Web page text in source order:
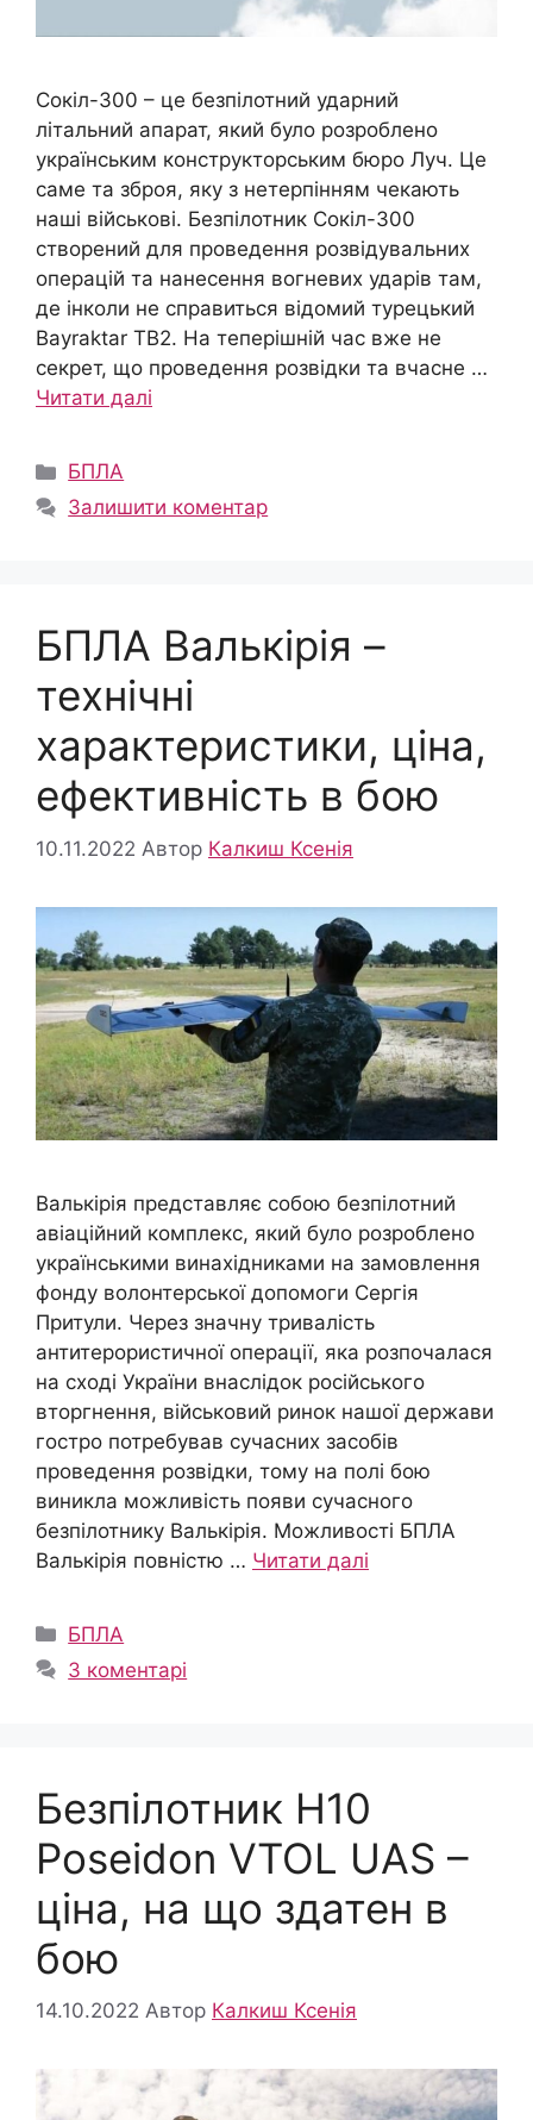
Сокіл-300 – це безпілотний ударний
літальний апарат, який було розроблено
українським конструкторським бюро Луч. Це
саме та зброя, яку з нетерпінням чекають
наші військові. Безпілотник Сокіл-300
створений для проведення розвідувальних
операцій та нанесення вогневих ударів там,
де інколи не справиться відомий турецький
Bayraktar TB2. На теперішній час вже не
секрет, що проведення розвідки та вчасне …
Читати далі
Категорії
БПЛА
Залишити коментар
БПЛА Валькірія –
технічні
характеристики, ціна,
ефективність в бою
10.11.2022 Автор Калкиш Ксенія
Валькірія представляє собою безпілотний
авіаційний комплекс, який було розроблено
українськими винахідниками на замовлення
фонду волонтерської допомоги Сергія
Притули. Через значну тривалість
антитерористичної операції, яка розпочалася
на сході України внаслідок російського
вторгнення, військовий ринок нашої держави
гостро потребував сучасних засобів
проведення розвідки, тому на полі бою
виникла можливість появи сучасного
безпілотнику Валькірія. Можливості БПЛА
Валькірія повністю … Читати далі
Категорії
БПЛА
3 коментарі
Безпілотник H10
Poseidon VTOL UAS –
ціна, на що здатен в
бою
14.10.2022 Автор Калкиш Ксенія